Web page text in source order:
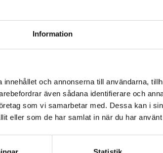
Information
och annonserna till användarna,
även sådana identifierare och
som vi samarbetar med. Dessa kan i
eller som de har samlat in när du har
är tecken
av
av de
övriga